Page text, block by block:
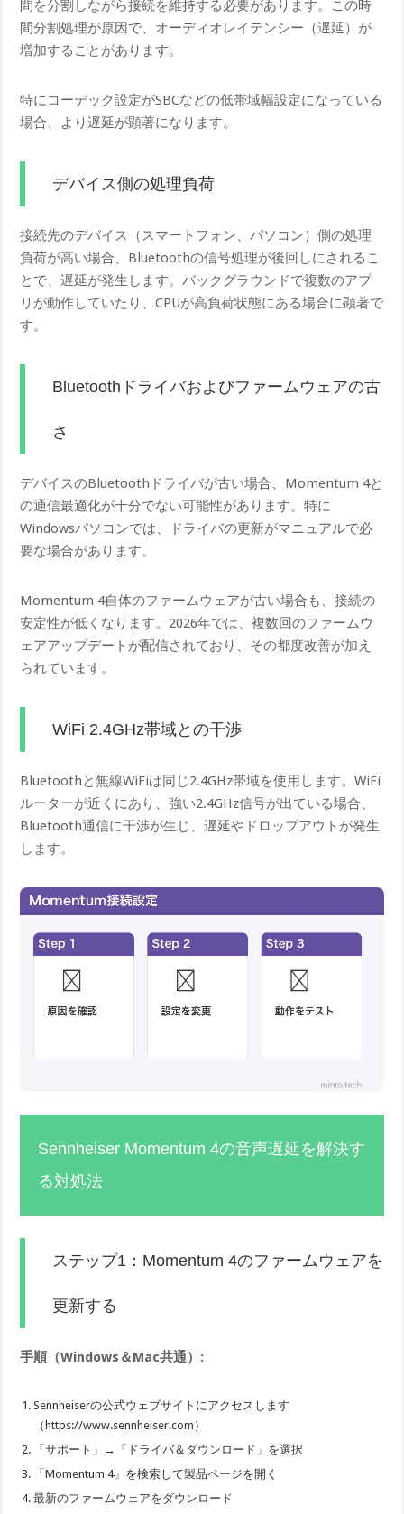
間を分割しながら接続を維持する必要があります。この時
間分割処理が原因で、オーディオレイテンシー（遅延）が
増加することがあります。
特にコーデック設定がSBCなどの低帯域幅設定になっている
場合、より遅延が顕著になります。
デバイス側の処理負荷
接続先のデバイス（スマートフォン、パソコン）側の処理
負荷が高い場合、Bluetoothの信号処理が後回しにされるこ
とで、遅延が発生します。バックグラウンドで複数のアプ
リが動作していたり、CPUが高負荷状態にある場合に顕著で
す。
Bluetoothドライバおよびファームウェアの古
さ
デバイスのBluetoothドライバが古い場合、Momentum 4と
の通信最適化が十分でない可能性があります。特に
Windowsパソコンでは、ドライバの更新がマニュアルで必
要な場合があります。
Momentum 4自体のファームウェアが古い場合も、接続の
安定性が低くなります。2026年では、複数回のファームウ
ェアアップデートが配信されており、その都度改善が加え
られています。
WiFi 2.4GHz帯域との干渉
Bluetoothと無線WiFiは同じ2.4GHz帯域を使用します。WiFi
ルーターが近くにあり、強い2.4GHz信号が出ている場合、
Bluetooth通信に干渉が生じ、遅延やドロップアウトが発生
します。
Sennheiser Momentum 4の音声遅延を解決す
る対処法
ステップ1：Momentum 4のファームウェアを
更新する
手順（Windows＆Mac共通）:
Sennheiserの公式ウェブサイトにアクセスします
（https://www.sennheiser.com）
「サポート」→「ドライバ＆ダウンロード」を選択
「Momentum 4」を検索して製品ページを開く
最新のファームウェアをダウンロード